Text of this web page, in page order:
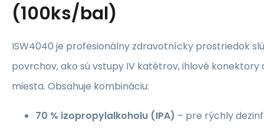
(100ks/bal)
ISW4040 je profesionálny zdravotnícky prostriedok
povrchov, ako sú vstupy IV katétrov, ihlové konektory
miesta. Obsahuje kombináciu:
70 % izopropylalkoholu (IPA) – pre rýchly